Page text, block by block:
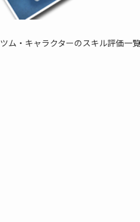
ツム・キャラクターのスキル評価一覧